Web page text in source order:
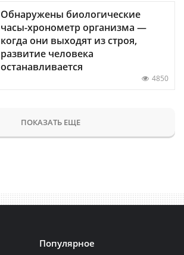
Обнаружены биологические
часы-хронометр организма —
когда они выходят из строя,
развитие человека
останавливается
4850
ПОКАЗАТЬ ЕЩЕ
Популярное